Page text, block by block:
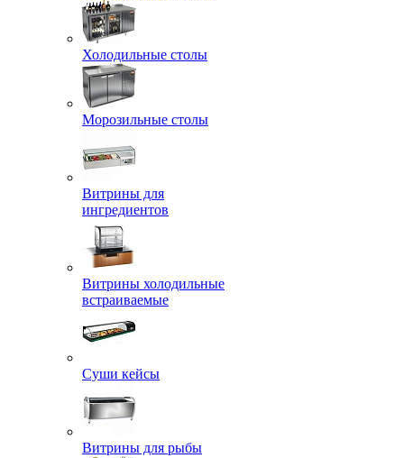
Холодильные столы
Морозильные столы
Витрины для
ингредиентов
Витрины холодильные
встраиваемые
Суши кейсы
Витрины для рыбы